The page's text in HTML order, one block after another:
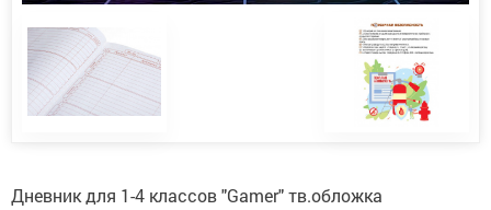
Дневник для 1-4 классов "Gamer" тв.обложка